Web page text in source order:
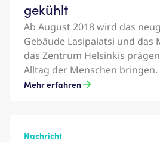
gekühlt
Ab August 2018 wird das
Gebäude Lasipalatsi und das
das Zentrum Helsinkis
Alltag der Menschen bringen.
Mehr erfahren
Nachricht